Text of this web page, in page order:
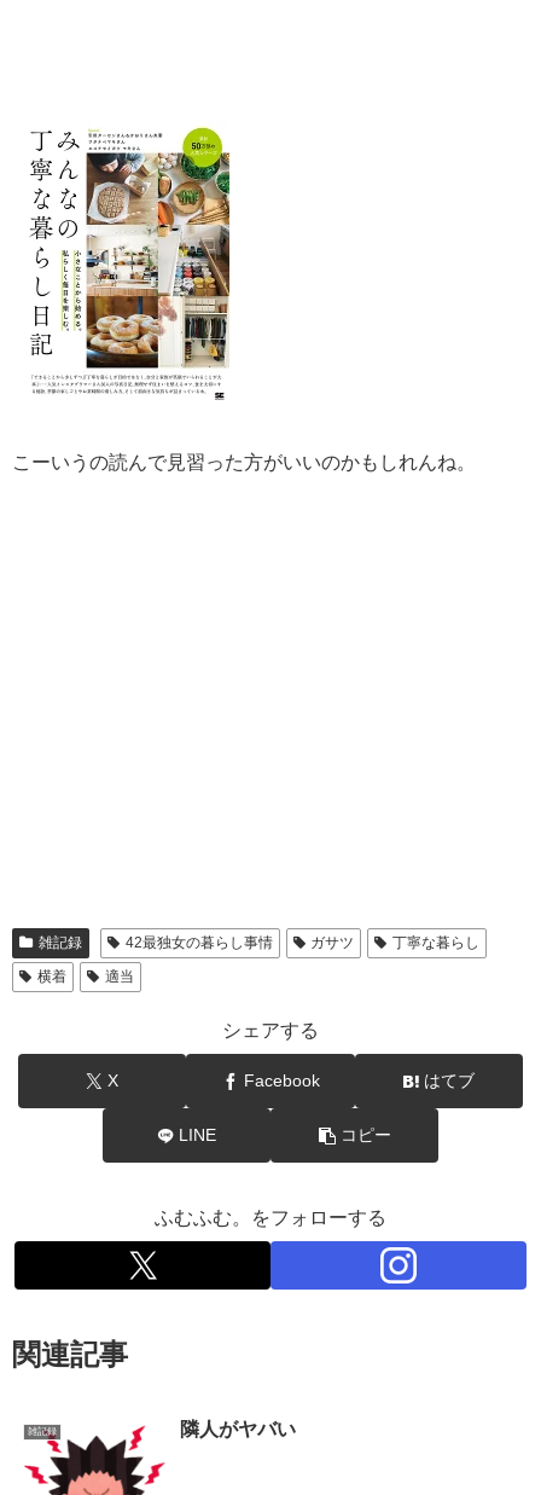
こーいうの読んで見習った方がいいのかもしれんね。
雑記録 42最独女の暮らし事情 ガサツ
丁寧な暮らし
横着
適当
シェアする
X Facebook はてブ
LINE コピー
ふむふむ。をフォローする
関連記事
雑記録 隣人がヤバい